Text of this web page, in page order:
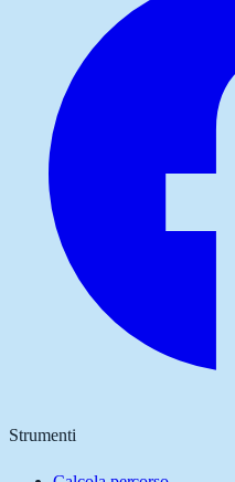
Strumenti